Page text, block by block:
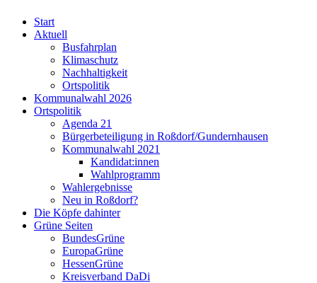
Start
Aktuell
Busfahrplan
Klimaschutz
Nachhaltigkeit
Ortspolitik
Kommunalwahl 2026
Ortspolitik
Agenda 21
Bürgerbeteiligung in Roßdorf/Gundernhausen
Kommunalwahl 2021
Kandidat:innen
Wahlprogramm
Wahlergebnisse
Neu in Roßdorf?
Die Köpfe dahinter
Grüne Seiten
BundesGrüne
EuropaGrüne
HessenGrüne
Kreisverband DaDi